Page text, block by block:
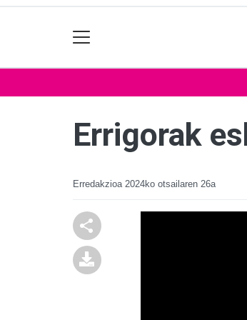
Errigorak
Erredakzioa 2024ko otsailaren 26a